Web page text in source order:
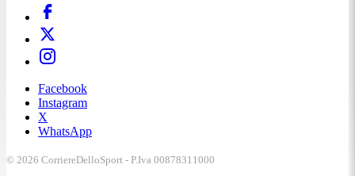
Facebook
Instagram
X
WhatsApp
© 2026 CorriereDelloSport - P.Iva 00878311000